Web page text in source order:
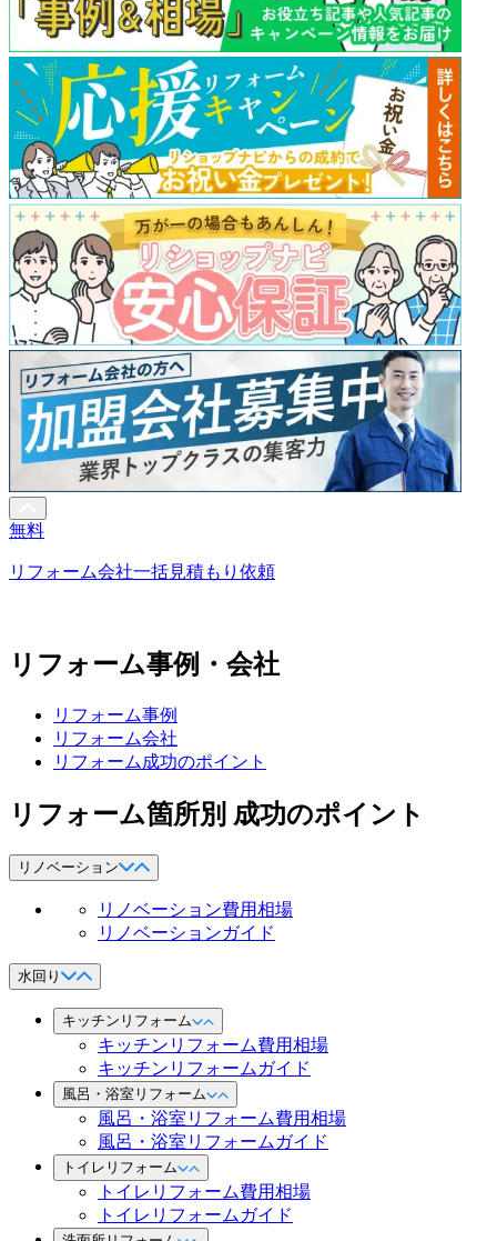
無料
リフォーム会社一括見積もり依頼
リフォーム事例・会社
リフォーム事例
リフォーム会社
リフォーム成功のポイント
リフォーム箇所別 成功のポイント
リノベーション
リノベーション費用相場
リノベーションガイド
水回り
キッチンリフォーム
キッチンリフォーム費用相場
キッチンリフォームガイド
風呂・浴室リフォーム
風呂・浴室リフォーム費用相場
風呂・浴室リフォームガイド
トイレリフォーム
トイレリフォーム費用相場
トイレリフォームガイド